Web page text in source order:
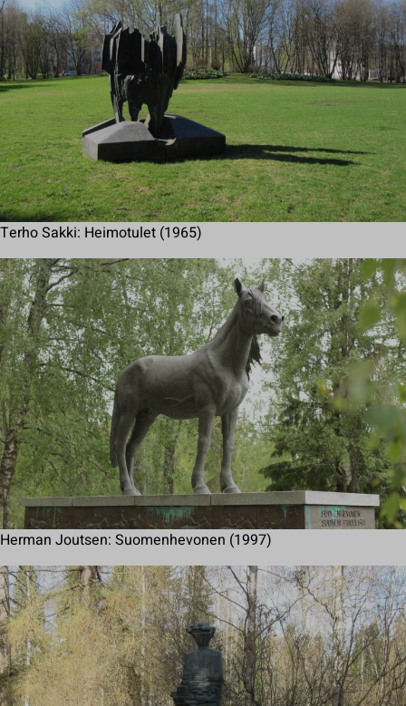
Terho Sakki: Heimotulet (1965)
Herman Joutsen: Suomenhevonen (1997)